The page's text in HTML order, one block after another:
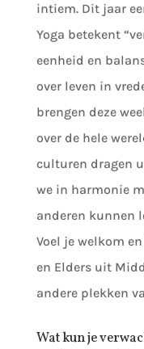
intiem. Dit jaar
Yoga betekent
eenheid en
over leven in
brengen deze
over de hele
culturen dragen
we in harmonie
anderen kunnen
Voel je welkom
en Elders uit
andere plekken
Wat kun je